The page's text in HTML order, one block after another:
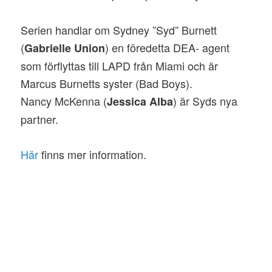
Serien handlar om Sydney ”Syd” Burnett
(Gabrielle Union) en föredetta DEA- agent
som förflyttas till LAPD från Miami och är
Marcus Burnetts syster (Bad Boys).
Nancy McKenna (Jessica Alba) är Syds nya
partner.
Härfinns mer information.